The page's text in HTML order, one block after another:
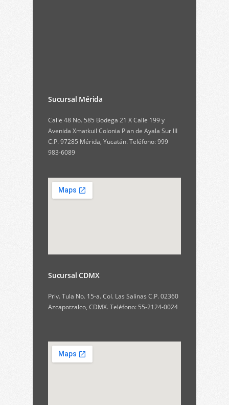
Sucursal Mérida
Calle 48 No. 585 Bodega 21 X Calle 199 y
Avenida Xmatkuil Colonia Plan de Ayala Sur III
C.P. 97285 Mérida, Yucatán. Teléfono: 999
983-6089
Sucursal CDMX
Priv. Tula No. 15-a. Col. Las Salinas C.P. 02360
Azcapotzalco, CDMX. Teléfono: 55-2124-0024